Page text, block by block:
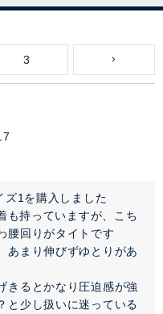
3
ズ1を購入しました
も持っていますが、こち
腰回りがタイトです
あまり伸びずゆとりがあ
きるとかなり圧迫感が強
と少し扱いに迷っている